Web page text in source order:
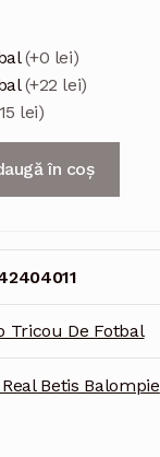
(+0 lei)
(+22 lei)
lei)
în coș
Tricou De Fotbal
Betis Balompie